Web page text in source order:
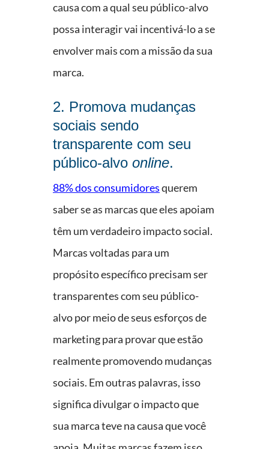
causa com a qual seu público-alvo
possa interagir vai incentivá-lo a se
envolver mais com a missão da sua
marca.
2. Promova mudanças
sociais sendo
transparente com seu
público-alvo online.
88% dos consumidoresquerem
saber se as marcas que eles apoiam
têm um verdadeiro impacto social.
Marcas voltadas para um
propósito específico precisam ser
transparentes com seu público-
alvo por meio de seus esforços de
marketing para provar que estão
realmente promovendo mudanças
sociais. Em outras palavras, isso
significa divulgar o impacto que
sua marca teve na causa que você